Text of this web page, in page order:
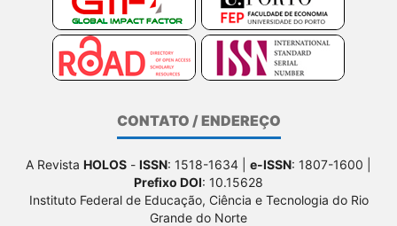
CONTATO / ENDEREÇO
A Revista HOLOS - ISSN: 1518-1634 | e-ISSN: 1807-1600 |
Prefixo DOI: 10.15628
Instituto Federal de Educação, Ciência e Tecnologia do Rio
Grande do Norte